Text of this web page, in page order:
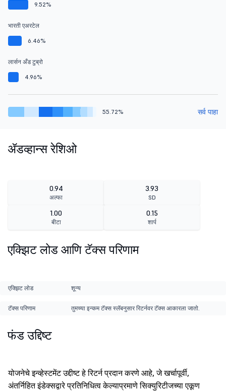
9.52%
भारती एअरटेल
6.46%
लार्सन अँड टुब्रो
4.96%
55.72% सर्व पाहा
ॲडव्हान्स रेशिओ
0.94
अल्फा
3.93
SD
1.00
बीटा
0.15
शार्प
एक्झिट लोड आणि टॅक्स परिणाम
एक्झिट लोड शून्य
टॅक्स परिणाम तुमच्या इन्कम टॅक्स स्लॅबनुसार रिटर्नवर टॅक्स आकारला जातो.
फंड उद्दिष्ट
योजनेचे इन्व्हेस्टमेंट उद्दीष्ट हे रिटर्न प्रदान करणे आहे, जे खर्चापूर्वी,
अंतर्निहित इंडेक्सद्वारे प्रतिनिधित्व केल्याप्रमाणे सिक्युरिटीजच्या एकूण